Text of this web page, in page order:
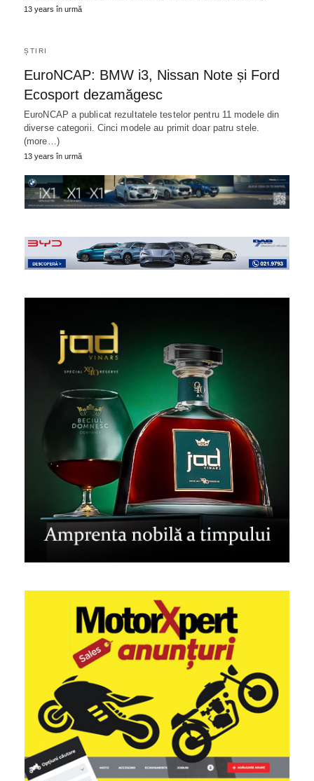
13 years în urmă
ȘTIRI
EuroNCAP: BMW i3, Nissan Note și Ford
Ecosport dezamăgesc
EuroNCAP a publicat rezultatele testelor pentru 11 modele din
diverse categorii. Cinci modele au primit doar patru stele.
(more…)
13 years în urmă